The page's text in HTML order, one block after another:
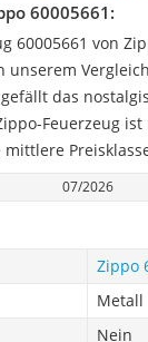
60005661:
60005661 von
unserem
das
Feuerzeug
07/2026
Zippo
Metall
Nein